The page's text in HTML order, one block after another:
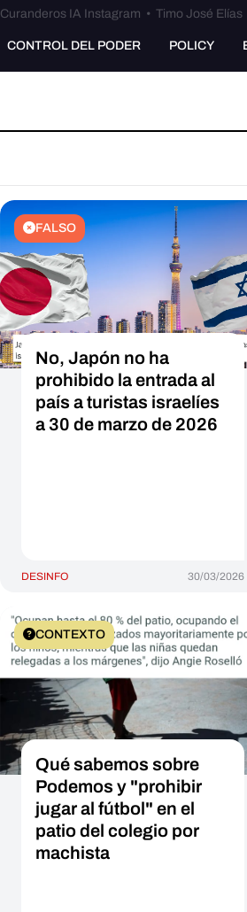
Curanderos IA Instagram • Timo José Elías
CONTROL DEL PODER POLICY
FALSO
No, Japón no ha
prohibido la entrada al
país a turistas israelíes
a 30 de marzo de 2026
DESINFO 30/03/2026
CONTEXTO
Qué sabemos sobre
Podemos y "prohibir
jugar al fútbol" en el
patio del colegio por
machista